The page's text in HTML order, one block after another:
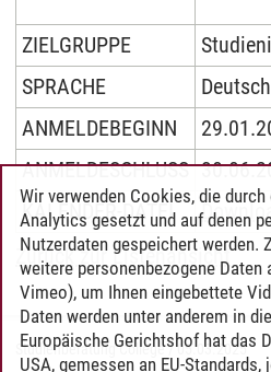
ZIELGRUPPE
SPRACHE
Deutsch
ANMELDEBEGINN
ANMELDESCHLUSS
KALENDER-DATEI
Zurück zur Listenansicht
Studienberatung College/05.03.2025
Wir verwenden Cookies, die
Analytics gesetzt und auf denen
Nutzerdaten gespeichert werden.
weitere personenbezogene Daten
Vimeo), um Ihnen eingebettete
Daten werden unter anderem in
Europäische Gerichtshof hat das
USA, gemessen an EU-